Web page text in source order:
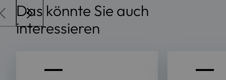
Das könnte Sie auch
interessieren